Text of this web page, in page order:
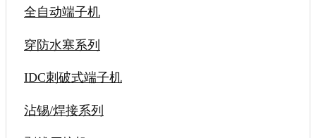
全自动端子机
穿防水塞系列
IDC刺破式端子机
沾锡/焊接系列